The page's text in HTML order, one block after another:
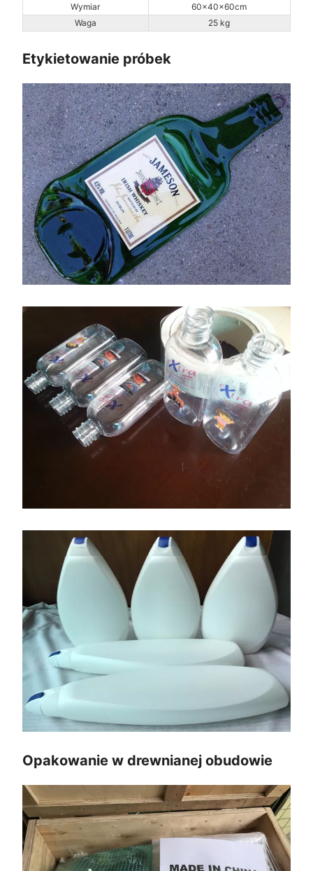
Wymiar
60×40×60cm
Waga
25 kg
Etykietowanie próbek
Opakowanie w drewnianej obudowie